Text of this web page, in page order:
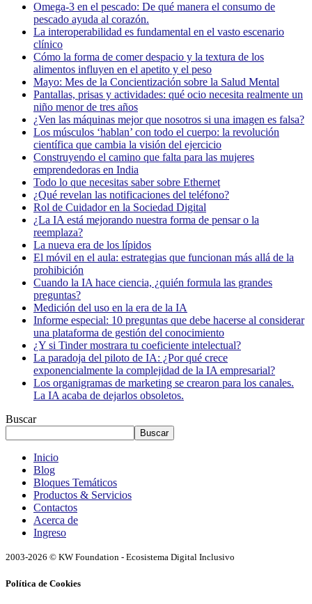
Omega-3 en el pescado: De qué manera el consumo de
pescado ayuda al corazón.
La interoperabilidad es fundamental en el vasto escenario
clínico
Cómo la forma de comer despacio y la textura de los
alimentos influyen en el apetito y el peso
Mayo: Mes de la Concientización sobre la Salud Mental
Pantallas, prisas y actividades: qué ocio necesita realmente un
niño menor de tres años
¿Ven las máquinas mejor que nosotros si una imagen es falsa?
Los músculos ‘hablan’ con todo el cuerpo: la revolución
científica que cambia la visión del ejercicio
Construyendo el camino que falta para las mujeres
emprendedoras en India
Todo lo que necesitas saber sobre Ethernet
¿Qué revelan las notificaciones del teléfono?
Rol de Cuidador en la Sociedad Digital
¿La IA está mejorando nuestra forma de pensar o la
reemplaza?
La nueva era de los lípidos
El móvil en el aula: estrategias que funcionan más allá de la
prohibición
Cuando la IA hace ciencia, ¿quién formula las grandes
preguntas?
Medición del uso en la era de la IA
Informe especial: 10 preguntas que debe hacerse al considerar
una plataforma de gestión del conocimiento
¿Y si Tinder mostrara tu coeficiente intelectual?
La paradoja del piloto de IA: ¿Por qué crece
exponencialmente la complejidad de la IA empresarial?
Los organigramas de marketing se crearon para los canales.
La IA acaba de dejarlos obsoletos.
Buscar
Buscar
Inicio
Blog
Bloques Temáticos
Productos & Servicios
Contactos
Acerca de
Ingreso
2003-2026 © KW Foundation - Ecosistema Digital Inclusivo
Política de Cookies